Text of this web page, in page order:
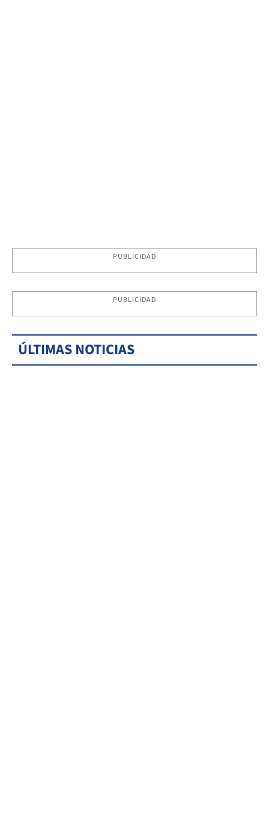
PUBLICIDAD
PUBLICIDAD
ÚLTIMAS NOTICIAS